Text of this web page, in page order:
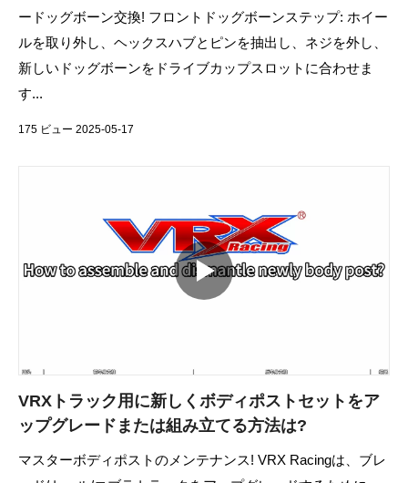
ードッグボーン交換! フロントドッグボーンステップ: ホイー
ルを取り外し、ヘックスハブとピンを抽出し、ネジを外し、
新しいドッグボーンをドライブカップスロットに合わせま
す...
175 ビュー 2025-05-17
VRXトラック用に新しくボディポストセットをア
ップグレードまたは組み立てる方法は?
マスターボディポストのメンテナンス! VRX Racingは、ブレ